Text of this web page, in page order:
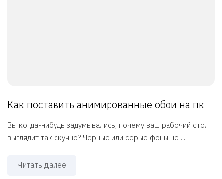
Как поставить анимированные обои на пк
Вы когда-нибудь задумывались, почему ваш рабочий стол
выглядит так скучно? Черные или серые фоны не ...
Читать далее